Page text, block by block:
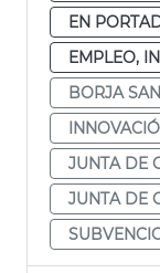
EN
EMPLEO,
BORJA
JUNTA DE
JUNTA DE